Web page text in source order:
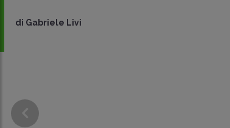
di Gabriele Livi